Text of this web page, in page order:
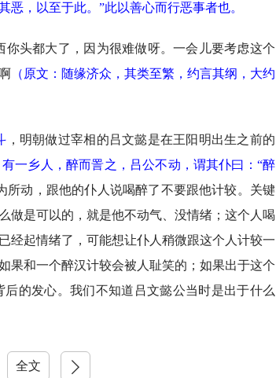
，以至于此。”此以善心而行恶事者也。
头都大了，因为很难做呀。一会儿要考虑这个
（ 原文：随缘济众，其类至繁，约言其纲，大约
，明朝做过宰相的吕文懿是在王阳明出生之前的
有一乡人，醉而詈之，吕公不动，谓其仆曰：“醉
所动，跟他的仆人说喝醉了不要跟他计较。关键
做是可以的，就是他不动气、没情绪；这个人喝
经起情绪了，可能想让仆人稍微跟这个人计较一
果和一个醉汉计较会被人耻笑的；如果出于这个
的发心。我们不知道吕文懿公当时是出于什么
全文